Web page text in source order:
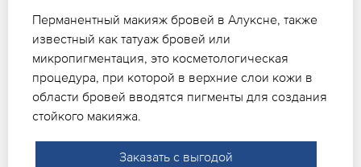
Перманентный макияж бровей в Алуксне, также
известный как татуаж бровей или
микропигментация, это косметологическая
процедура, при которой в верхние слои кожи в
области бровей вводятся пигменты для создания
стойкого макияжа.
Заказать с выгодой